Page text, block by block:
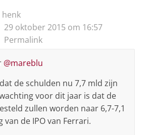
henk
29 oktober 2015 om 16:57
Permalink
@mareblu
de schulden nu 7,7 mld zijn
voor dit jaar is dat de
zullen worden naar 6,7-7,1
van de IPO van Ferrari.